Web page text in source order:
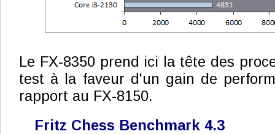
Le FX-8350 prend ici la tête des
test à la faveur d'un gain de
rapport au FX-8150.
Fritz Chess Benchmark 4.3